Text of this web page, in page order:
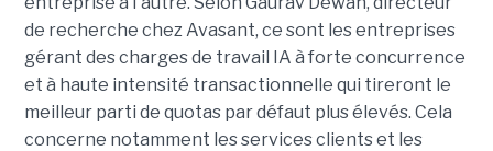
de recherche chez Avasant, ce sont les entreprises
gérant des charges de travail IA à forte concurrence
et à haute intensité transactionnelle qui tireront le
meilleur parti de quotas par défaut plus élevés. Cela
concerne notamment les services clients et les